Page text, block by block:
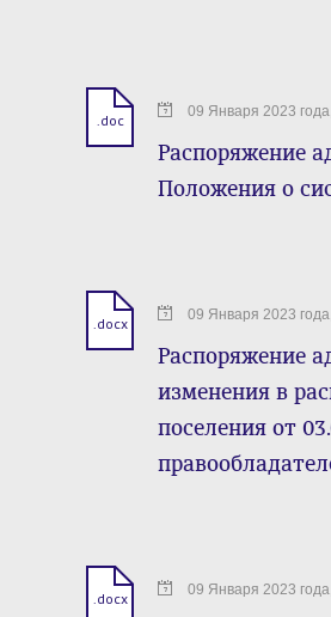
.doc 09 Января 2023
Распоряжение
Положения о
.docx 09 Января 2023
Распоряжение
изменения в
поселения от
.docx 09 Января 2023